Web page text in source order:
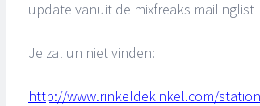
update vanuit de mixfreaks mailinglist
Je zal un niet vinden:
http://www.rinkeldekinkel.com/